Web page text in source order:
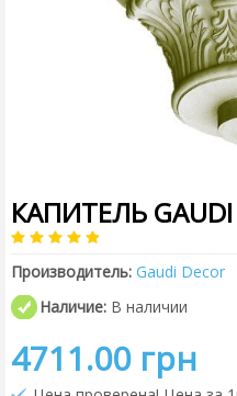
КАПИТЕЛЬ GAUDI
Производитель: Gaudi Decor
Наличие: В наличии
4711.00 грн